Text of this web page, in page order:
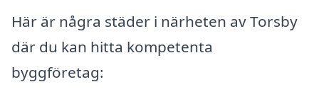
Här är några städer i närheten av Torsby
där du kan hitta kompetenta
byggföretag: